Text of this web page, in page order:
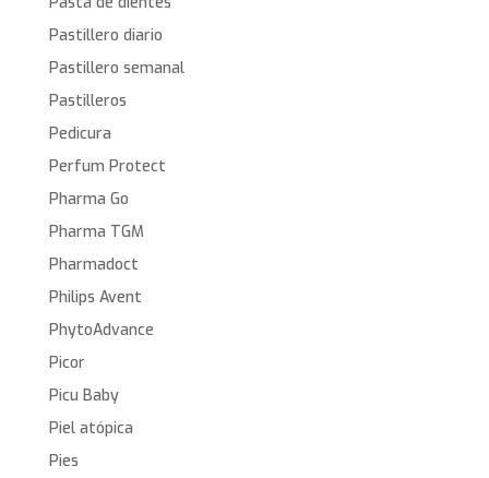
Pastillero diario
Pastillero semanal
Pastilleros
Pedicura
Perfum Protect
Pharma Go
Pharma TGM
Pharmadoct
Philips Avent
PhytoAdvance
Picor
Picu Baby
Piel atópica
Pies